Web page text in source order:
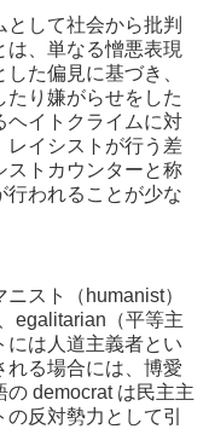
して社会から批判
は、単なる憎悪表現
た偏見に基づき、
り嫌がらせをした
ヘイトクライムに対
レイシストが行う差
ストカウンターと称
行われることが少な
スト（humanist）
egalitarian（平等主
には人道主義者とい
れる場合には、博愛
democrat は民主主
反対勢力として引